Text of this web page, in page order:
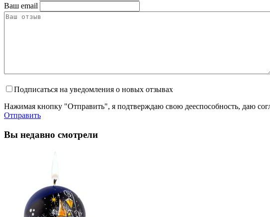
Ваш email
Подписаться на уведомления о новых отзывах
Нажимая кнопку "Отправить", я подтверждаю свою дееспособность, даю
Отправить
Вы недавно смотрели